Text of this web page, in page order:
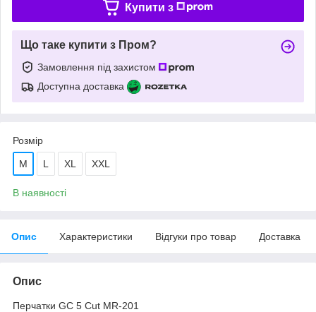
Купити з
Що таке купити з Пром?
Замовлення під захистом
Доступна доставка
Розмір
M L XL XXL
В наявності
Опис Характеристики Відгуки про товар Доставка
Опис
Перчатки GC 5 Cut MR-201